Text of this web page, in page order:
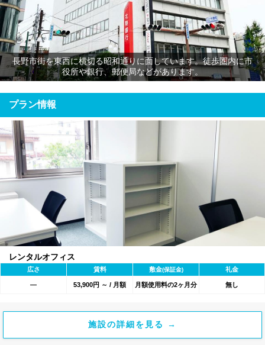
長野市街を東西に横切る昭和通りに面しています。徒歩圏内に市
役所や銀行、郵便局などがあります。
プラン情報
レンタルオフィス
広さ 賃料 敷金(保証金) 礼金
― 53,900円 ～ / 月額 月額使用料の2ヶ月分 無し
施設の詳細を見る →